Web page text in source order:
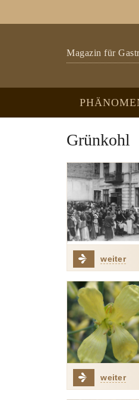
Magazin für
Grünkohl
weiter
weiter